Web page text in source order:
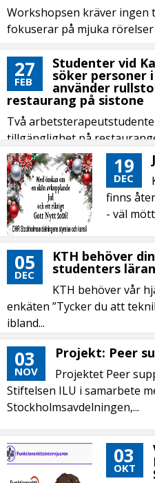
Workshopsen kräver ingen
fokuserar på mjuka rörelser
27
FEB
Studenter vid
söker personer
använder
restaurang på sistone
Två
tillgänglighet på
personer...
19
DEC
finns
- väl
05
DEC
KTH behöver
studenters
KTH behöver vår
enkäten ”Tycker du att
ibland...
03
NOV
Projekt: Peer
Projektet Peer
Stiftelsen ILU i samarbete
Stockholmsavdelningen,...
03
OKT